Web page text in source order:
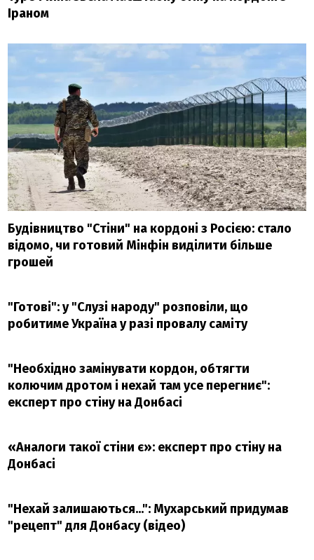
Іраном
Будівництво "Стіни" на кордоні з Росією: стало
відомо, чи готовий Мінфін виділити більше
грошей
"Готові": у "Слузі народу" розповіли, що
робитиме Україна у разі провалу саміту
"Необхідно замінувати кордон, обтягти
колючим дротом і нехай там усе перегниє":
експерт про стіну на Донбасі
«Аналоги такої стіни є»: експерт про стіну на
Донбасі
"Нехай залишаються...": Мухарський придумав
"рецепт" для Донбасу (відео)